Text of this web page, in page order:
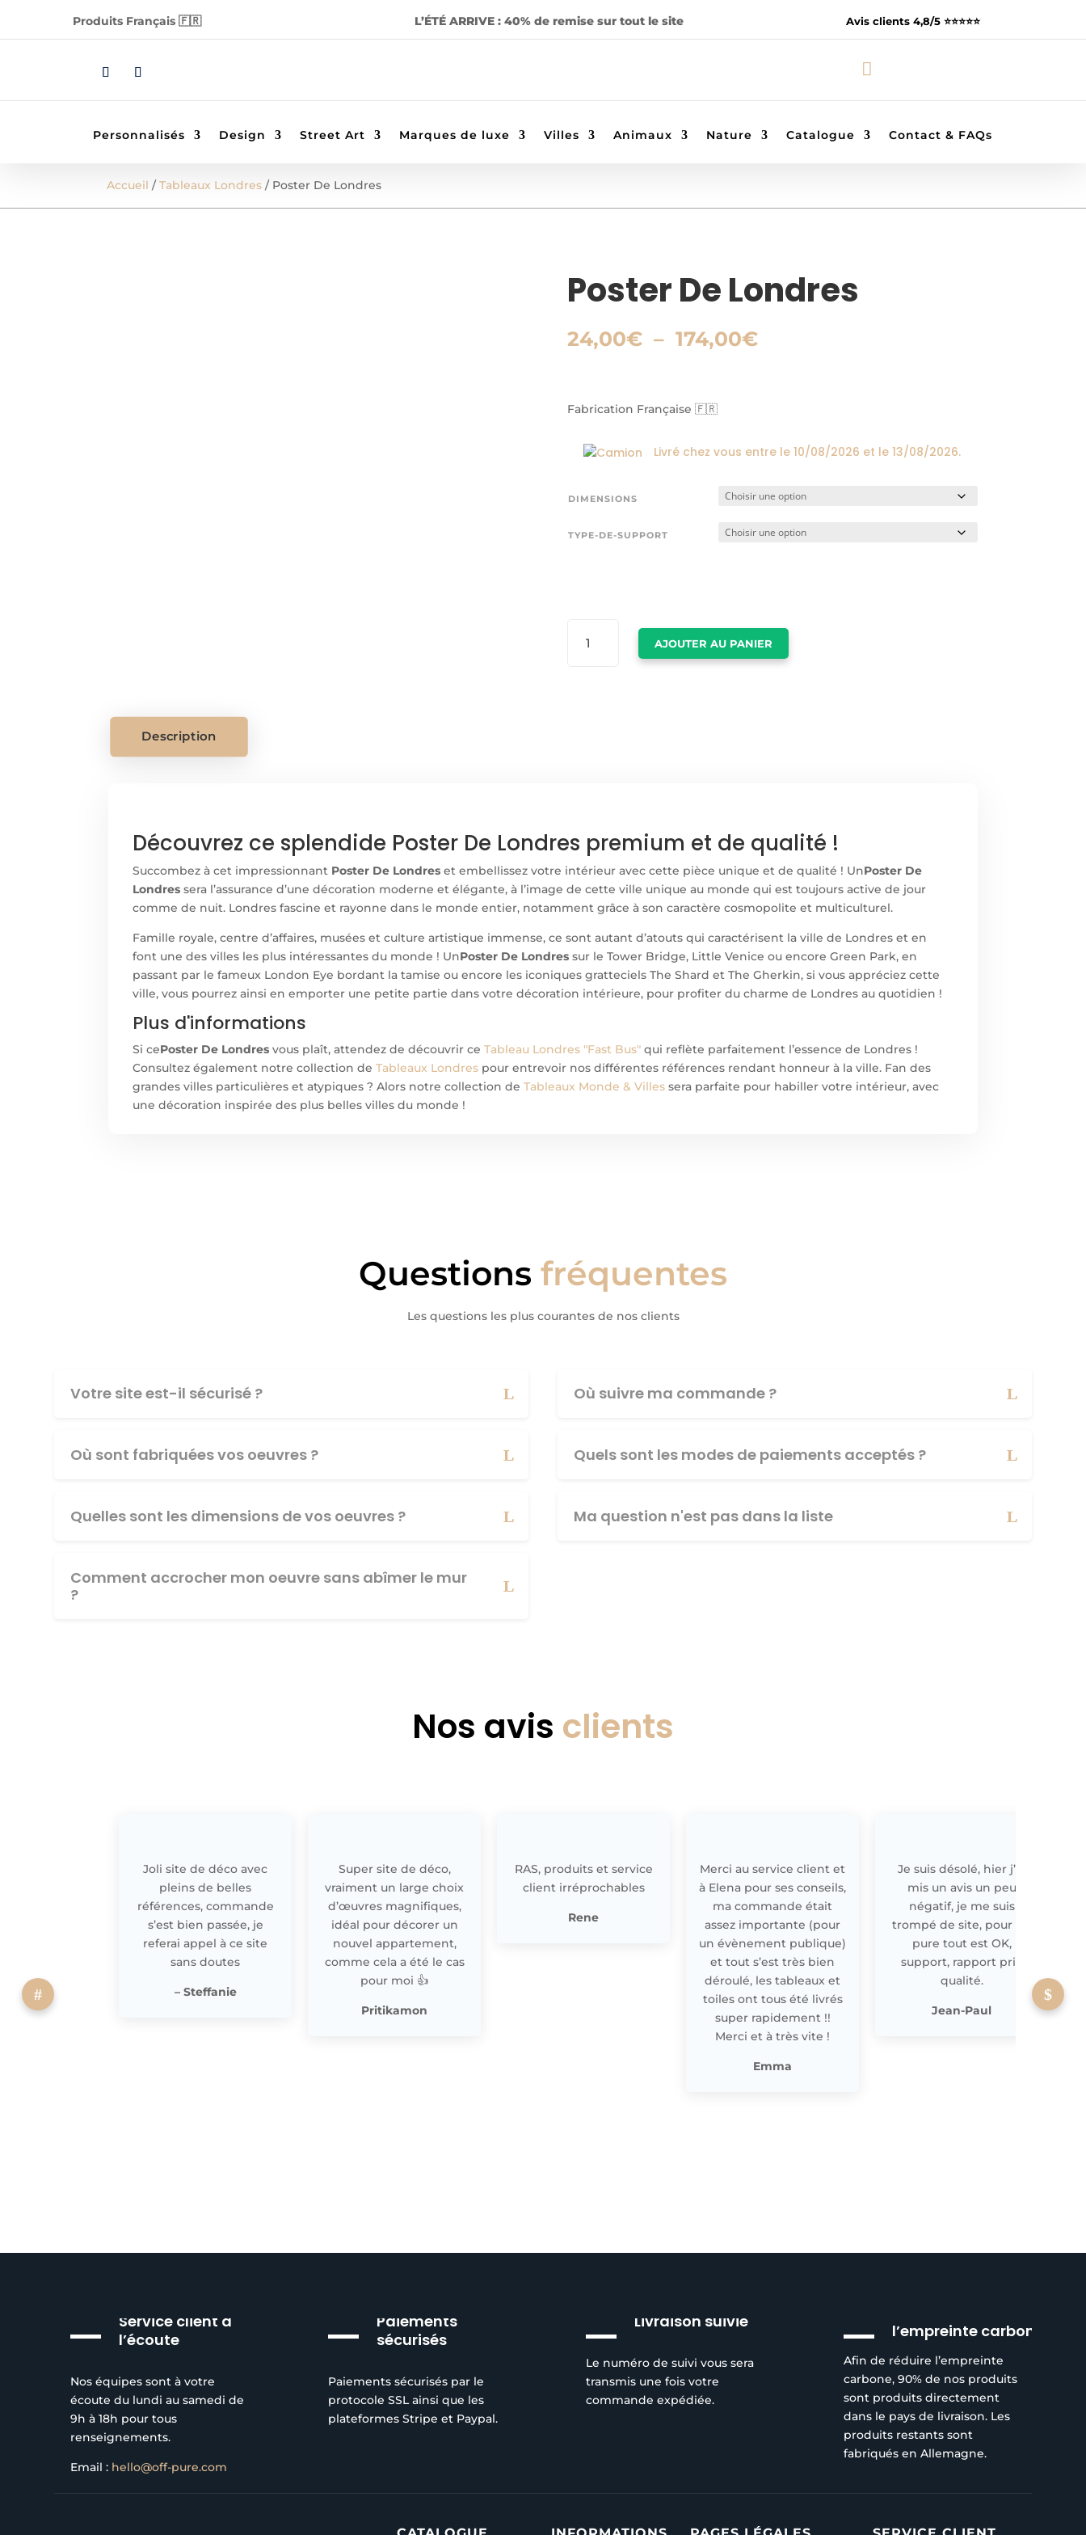
Produits Français 🇫🇷 L’ÉTÉ ARRIVE : 40% de remise sur tout le site Avis clients 4,8/5 ⭐️⭐️⭐️⭐️⭐️

Personnalisés Design Street Art Marques de luxe Villes Animaux Nature Catalogue Contact & FAQs
Accueil /Tableaux Londres / Poster De Londres
Poster De Londres
24,00€ – 174,00€Plage
Fabrication Française 🇫🇷
Livré chez vous entre le10/08/2026 et le13/08/2026.
DIMENSIONS
TYPE-DE-SUPPORT
AJOUTER AU PANIER
Description
Découvrez ce splendide Poster De Londres premium et de qualité !
Succombez à cet impressionnant Poster De Londres et embellissez votre intérieur avec cette pièce unique et de qualité ! UnPoster De
Londres sera l’assurance d’une décoration moderne et élégante, à l’image de cette ville unique au monde qui est toujours active de jour
comme de nuit. Londres fascine et rayonne dans le monde entier, notamment grâce à son caractère cosmopolite et multiculturel.
Famille royale, centre d’affaires, musées et culture artistique immense, ce sont autant d’atouts qui caractérisent la ville de Londres et en
font une des villes les plus intéressantes du monde ! UnPoster De Londres sur le Tower Bridge, Little Venice ou encore Green Park, en
passant par le fameux London Eye bordant la tamise ou encore les iconiques gratteciels The Shard et The Gherkin, si vous appréciez cette
ville, vous pourrez ainsi en emporter une petite partie dans votre décoration intérieure, pour profiter du charme de Londres au quotidien !
Plus d'informations
Si cePoster De Londres vous plaît, attendez de découvrir ceTableau Londres "Fast Bus" qui reflète parfaitement l’essence de Londres !
Consultez également notre collection deTableaux Londres pour entrevoir nos différentes références rendant honneur à la ville. Fan des
grandes villes particulières et atypiques ? Alors notre collection deTableaux Monde & Villes sera parfaite pour habiller votre intérieur, avec
une décoration inspirée des plus belles villes du monde !
Questions fréquentes
Les questions les plus courantes de nos clients
Votre site est-il sécurisé ?
Où sont fabriquées vos oeuvres ?
Quelles sont les dimensions de vos oeuvres ?
Comment accrocher mon oeuvre sans abîmer le mur
?
Où suivre ma commande ?
Quels sont les modes de paiements acceptés ?
Ma question n'est pas dans la liste
Nos avis clients
Joli site de déco avec
pleins de belles
références, commande
s’est bien passée, je
referai appel à ce site
sans doutes
– Steffanie
Super site de déco,
vraiment un large choix
d’œuvres magnifiques,
idéal pour décorer un
nouvel appartement,
comme cela a été le cas
pour moi 👍
Pritikamon
RAS, produits et service
client irréprochables
Rene
Merci au service client et
à Elena pour ses conseils,
ma commande était
assez importante (pour
un évènement publique)
et tout s’est très bien
déroulé, les tableaux et
toiles ont tous été livrés
super rapidement !!
Merci et à très vite !
Emma
Je suis désolé, hier j’ai
mis un avis un peu
négatif, je me suis
trompé de site, pour off
pure tout est OK,
support, rapport prix
qualité.
Jean-Paul
Service client à
l’écoute
Nos équipes sont à votre
écoute du lundi au samedi de
9h à 18h pour tous
renseignements.
Email : hello@off-pure.com
Paiements
sécurisés
Paiements sécurisés par le
protocole SSL ainsi que les
plateformes Stripe et Paypal.
Livraison suivie
Le numéro de suivi vous sera
transmis une fois votre
commande expédiée.
l’empreinte carbone
Afin de réduire l’empreinte
carbone, 90% de nos produits
sont produits directement
dans le pays de livraison. Les
produits restants sont
fabriqués en Allemagne.